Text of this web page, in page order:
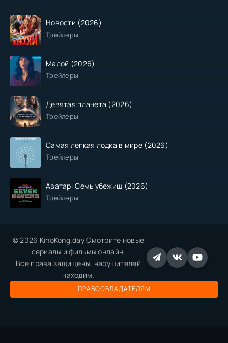
Новости (2026)
Трейлеры
Малой (2026)
Трейлеры
Девятая планета (2026)
Трейлеры
Самая легкая лодка в мире (2026)
Трейлеры
Аватар: Семь убежищ (2026)
Трейлеры
© 2026 KinoKong.day Смотрите новые
сериалы и фильмы онлайн.
Все права защищены, нарушителей
находим.
ПРАВООБЛАДАТЕЛЯМ